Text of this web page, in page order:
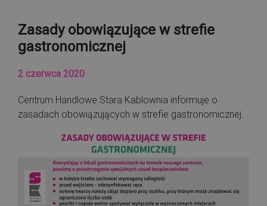
Zasady obowiązujące w strefie
gastronomicznej
2 czerwca 2020
Centrum Handlowe Stara Kablownia informuje o
zasadach obowiązujących w strefie gastronomicznej.